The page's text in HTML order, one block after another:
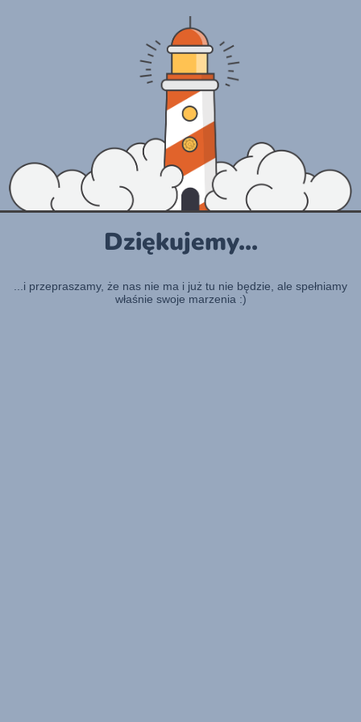
Dziękujemy...
...i przepraszamy, że nas nie ma i już tu nie będzie, ale spełniamy
właśnie swoje marzenia :)